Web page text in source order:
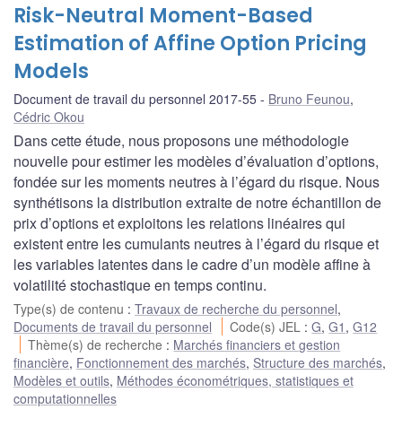
Risk-Neutral Moment-Based
Estimation of Affine Option Pricing
Models
Document de travail du personnel 2017-55 Bruno Feunou,
Cédric Okou
Dans cette étude, nous proposons une méthodologie
nouvelle pour estimer les modèles d’évaluation d’options,
fondée sur les moments neutres à l’égard du risque. Nous
synthétisons la distribution extraite de notre échantillon de
prix d’options et exploitons les relations linéaires qui
existent entre les cumulants neutres à l’égard du risque et
les variables latentes dans le cadre d’un modèle affine à
volatilité stochastique en temps continu.
Type(s) de contenu : Travaux de recherche du personnel,
Documents de travail du personnel
Code(s) JEL :G,G1 ,G12
Thème(s) de recherche : Marchés financiers et gestion
financière, Fonctionnement des marchés, Structure des marchés,
Modèles et outils, Méthodes économétriques, statistiques et
computationnelles